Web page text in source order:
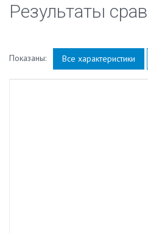
Результаты
Показаны: Все характеристики